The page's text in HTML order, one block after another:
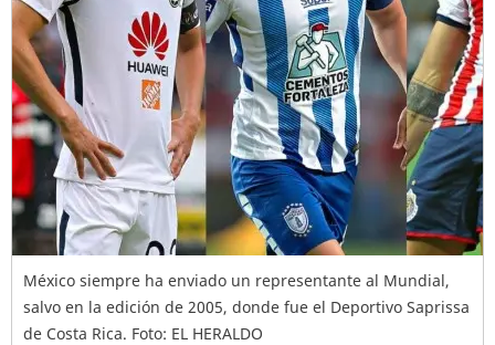
México siempre ha enviado un representante al Mundial,
salvo en la edición de 2005, donde fue el Deportivo Saprissa
de Costa Rica. Foto: EL HERALDO